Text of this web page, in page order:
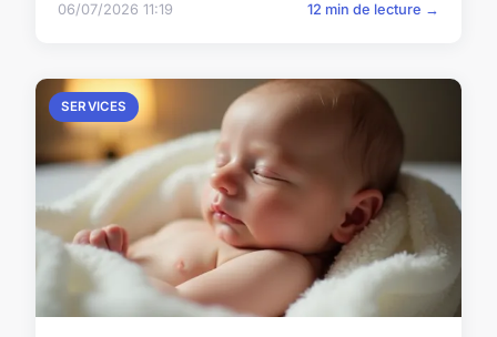
06/07/2026 11:19 12 min de lecture →
SERVICES